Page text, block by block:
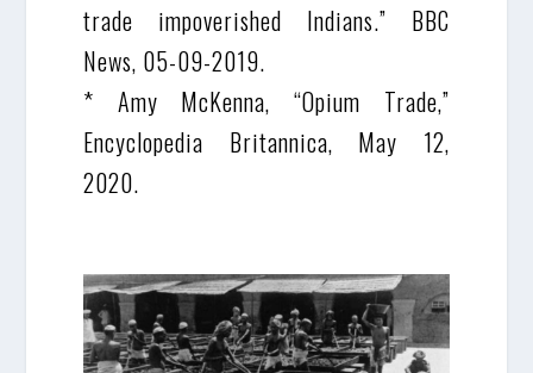
trade impoverished Indians.” BBC
News, 05-09-2019.
* Amy McKenna, “Opium Trade,”
Encyclopedia Britannica, May 12,
2020.